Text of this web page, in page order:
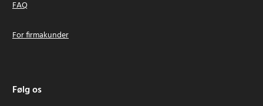
FAQ
For firmakunder
Følg os